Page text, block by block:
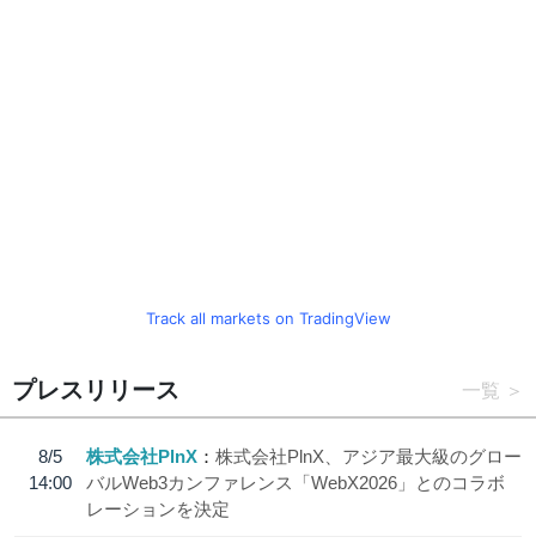
Track all markets on TradingView
プレスリリース 一覧
8/5
14:00
株式会社PlnX
株式会社PlnX、アジア最大級のグロー
バルWeb3カンファレンス「WebX2026」とのコラボ
レーションを決定